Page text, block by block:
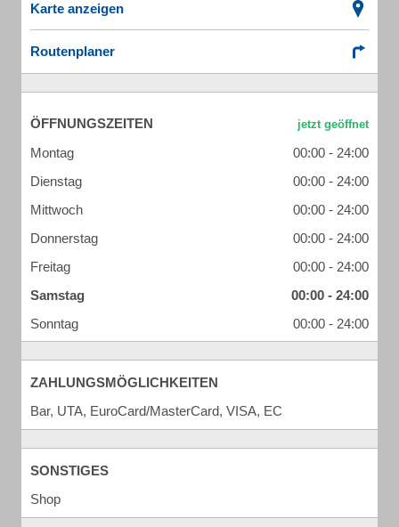
Karte anzeigen
Routenplaner
ÖFFNUNGSZEITEN
Montag
00:00 - 24:00
Dienstag
00:00 - 24:00
Mittwoch
00:00 - 24:00
Donnerstag
00:00 - 24:00
Freitag
00:00 - 24:00
Samstag
00:00 - 24:00
Sonntag
00:00 - 24:00
ZAHLUNGSMÖGLICHKEITEN
Bar, UTA, EuroCard/MasterCard, VISA, EC
SONSTIGES
Shop